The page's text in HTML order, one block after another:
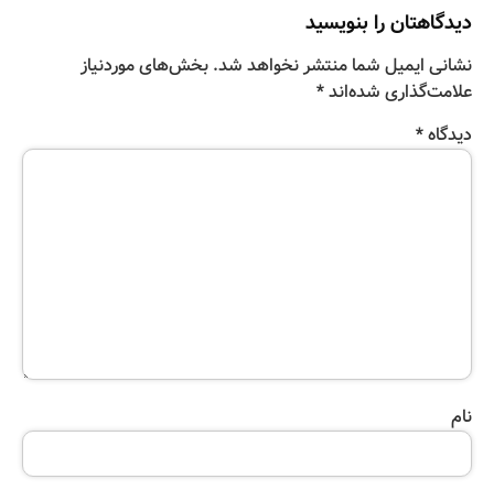
دیدگاهتان را بنویسید
نشانی ایمیل شما منتشر نخواهد شد. بخش‌های موردنیاز
علامت‌گذاری شده‌اند*
دیدگاه*
نام